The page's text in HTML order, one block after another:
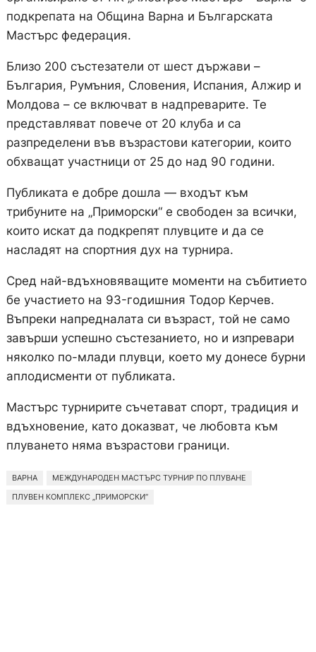
подкрепата на Община Варна и Българската
Мастърс федерация.
Близо 200 състезатели от шест държави –
България, Румъния, Словения, Испания, Алжир и
Молдова – се включват в надпреварите. Те
представляват повече от 20 клуба и са
разпределени във възрастови категории, които
обхващат участници от 25 до над 90 години.
Публиката е добре дошла — входът към
трибуните на „Приморски“ е свободен за всички,
които искат да подкрепят плувците и да се
насладят на спортния дух на турнира.
Сред най-вдъхновяващите моменти на събитието
бе участието на 93-годишния Тодор Керчев.
Въпреки напредналата си възраст, той не само
завърши успешно състезанието, но и изпревари
няколко по-млади плувци, което му донесе бурни
аплодисменти от публиката.
Мастърс турнирите съчетават спорт, традиция и
вдъхновение, като доказват, че любовта към
плуването няма възрастови граници.
ВАРНА
МЕЖДУНАРОДЕН МАСТЪРС ТУРНИР ПО ПЛУВАНЕ
ПЛУВЕН КОМПЛЕКС „ПРИМОРСКИ“